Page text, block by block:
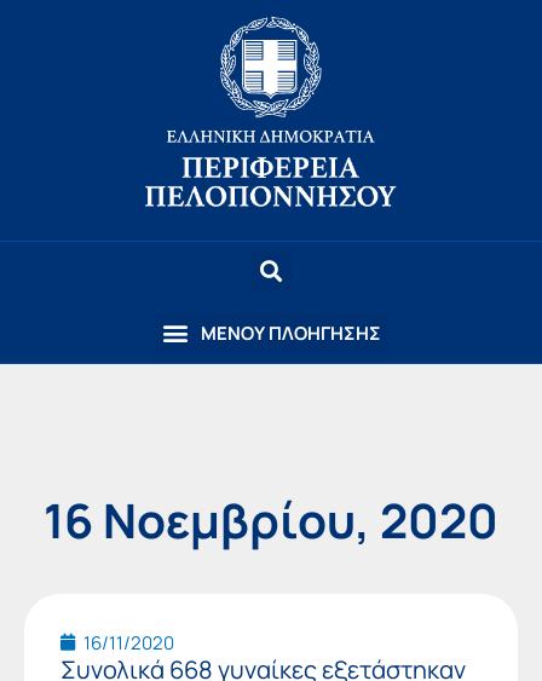
16 Νοεμβρίου, 2020
16/11/2020
Συνολικά 668 γυναίκες εξετάστηκαν